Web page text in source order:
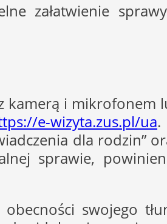
załatwienie
kamerą i
e-wizyta.zus.pl/ua.
dla rodzin”
sprawie,
swojego